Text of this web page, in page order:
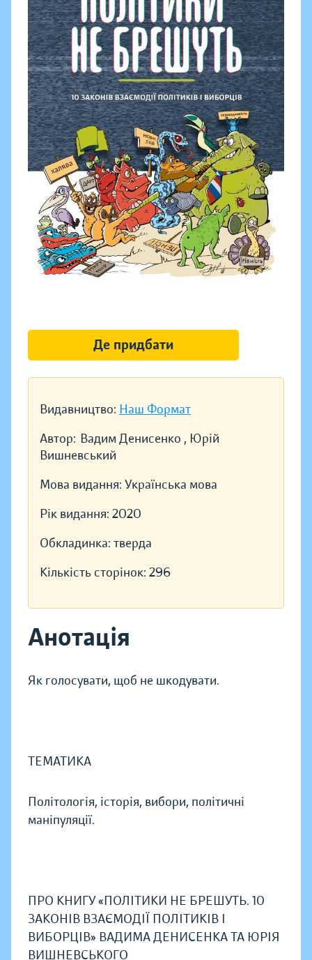
Видавництво: Наш Формат
Автор: Вадим Денисенко , Юрій
Вишневський
Мова видання: Українська мова
Рік видання: 2020
Обкладинка: тверда
Кількість сторінок: 296
Анотація
Як голосувати, щоб не шкодувати.
ТЕМАТИКА
Політологія, історія, вибори, політичні
маніпуляції.
ПРО КНИГУ «ПОЛІТИКИ НЕ БРЕШУТЬ. 10
ЗАКОНІВ ВЗАЄМОДІЇ ПОЛІТИКІВ І
ВИБОРЦІВ» ВАДИМА ДЕНИСЕНКА ТА ЮРІЯ
ВИШНЕВСЬКОГО
Де придбати